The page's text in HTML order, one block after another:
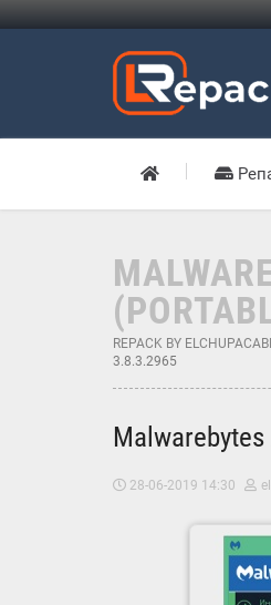
REPACK BY
3.8.3.2965
28-06-2019 14:30